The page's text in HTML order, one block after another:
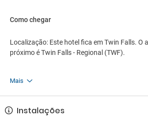
Como chegar
Localização: Este hotel fica em Twin Falls. O
próximo é Twin Falls - Regional (TWF).
Mais
Instalações